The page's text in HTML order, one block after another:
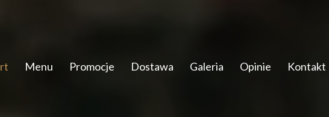
Menu Promocje Dostawa Galeria Opinie Kontakt